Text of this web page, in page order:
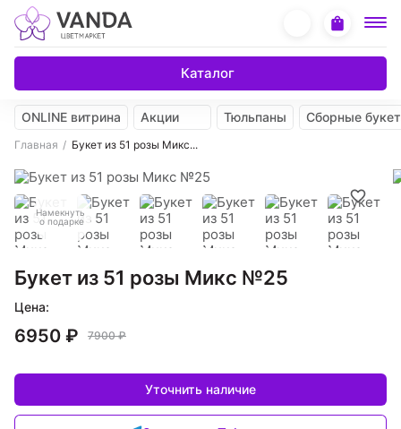
Каталог
ONLINE витрина Акции Тюльпаны Сборные
Главная Букет из 51 розы Микс...
Намекнуть
о подарке
Букет из 51 розы Микс №25
Цена:
6950 ₽ 7900 ₽
Уточнить наличие